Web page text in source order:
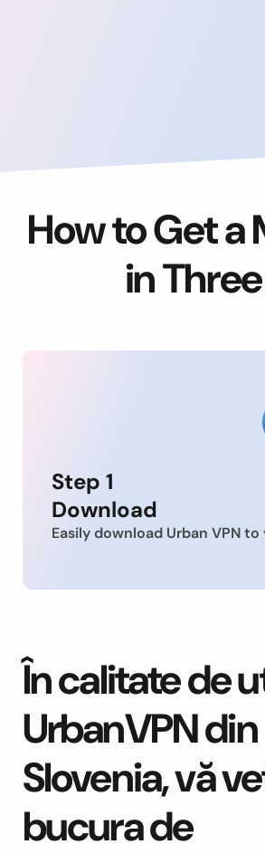
How to Get a
in
Step 1
Download
Easily download Urban VPN
În calitate de
UrbanVPN din
Slovenia, vă
bucura de